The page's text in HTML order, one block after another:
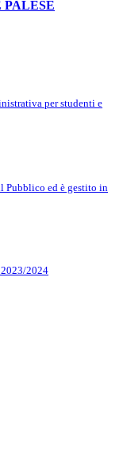
PALESE
per studenti e
Pubblico ed è gestito in
2024